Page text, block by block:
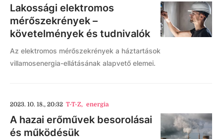
Lakossági elektromos
mérőszekrények –
követelmények és tudnivalók
Az elektromos mérőszekrények a háztartások
villamosenergia-ellátásának alapvető elemei.
2023. 10. 18., 20:32 T-T-Z, energia
A hazai erőművek besorolásai
és működésük